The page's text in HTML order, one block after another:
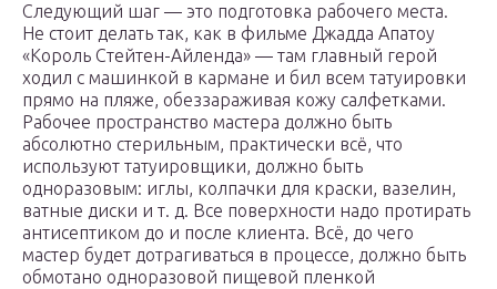
Следующий шаг — это подготовка рабочего места.
Не стоит делать так, как в фильме Джадда Апатоу
«Король Стейтен-Айленда» — там главный герой
ходил с машинкой в кармане и бил всем татуировки
прямо на пляже, обеззараживая кожу салфетками.
Рабочее пространство мастера должно быть
абсолютно стерильным, практически всё, что
используют татуировщики, должно быть
одноразовым: иглы, колпачки для краски, вазелин,
ватные диски и т. д. Все поверхности надо протирать
антисептиком до и после клиента. Всё, до чего
мастер будет дотрагиваться в процессе, должно быть
обмотано одноразовой пищевой пленкой